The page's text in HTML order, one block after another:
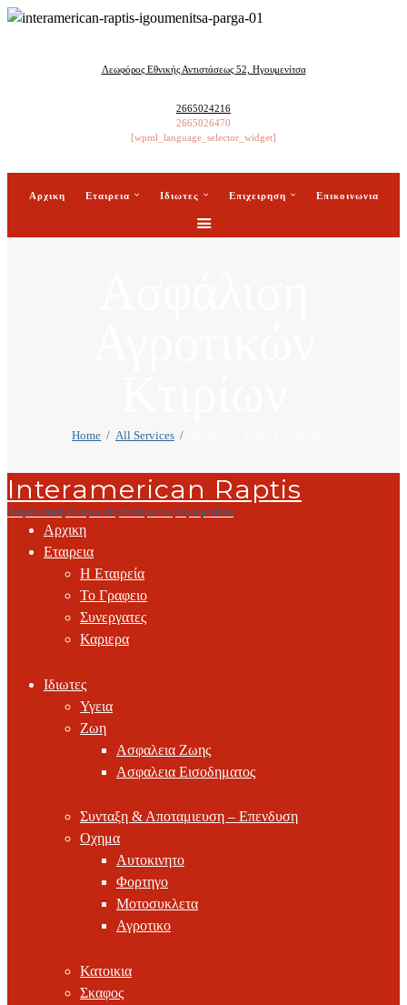
Λεωφόρος Εθνικής Αντιστάσεως 52, Ηγουμενίτσα
2665024216
2665026470
[wpml_language_selector_widget]
Αρχικη Εταιρεια Ιδιωτες Επιχειρηση Επικοινωνια
Home All Services
Interamerican Raptis
Ασφαλιστική Εταιρία στη Θεσπρωτία | Ηγουμενίτσα
Αρχικη
Εταιρεια
Η Εταιρεία
Το Γραφειο
Συνεργατες
Καριερα
Ιδιωτες
Υγεια
Ζωη
Ασφαλεια Ζωης
Ασφαλεια Εισοδηματος
Συνταξη & Αποταμιευση – Επενδυση
Οχημα
Αυτοκινητο
Φορτηγο
Μοτοσυκλετα
Αγροτικο
Κατοικια
Σκαφος